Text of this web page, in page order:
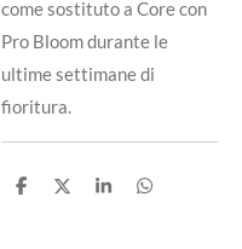
come sostituto a Core con
Pro Bloom durante le
ultime settimane di
fioritura.
C
C
C
C